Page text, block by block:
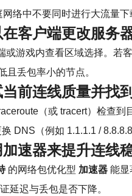
网络中不要同时进行大流量
在客户端更改服务
或游戏内查看区域选择。若
且丢包率小的节点。
前连线质量并找
（或 tracert）检查
换 DNS（例如 1.1.1.1 /
速器来提升连线
的网络包优化型 加速器 能显
延迟与丢包是否下降。